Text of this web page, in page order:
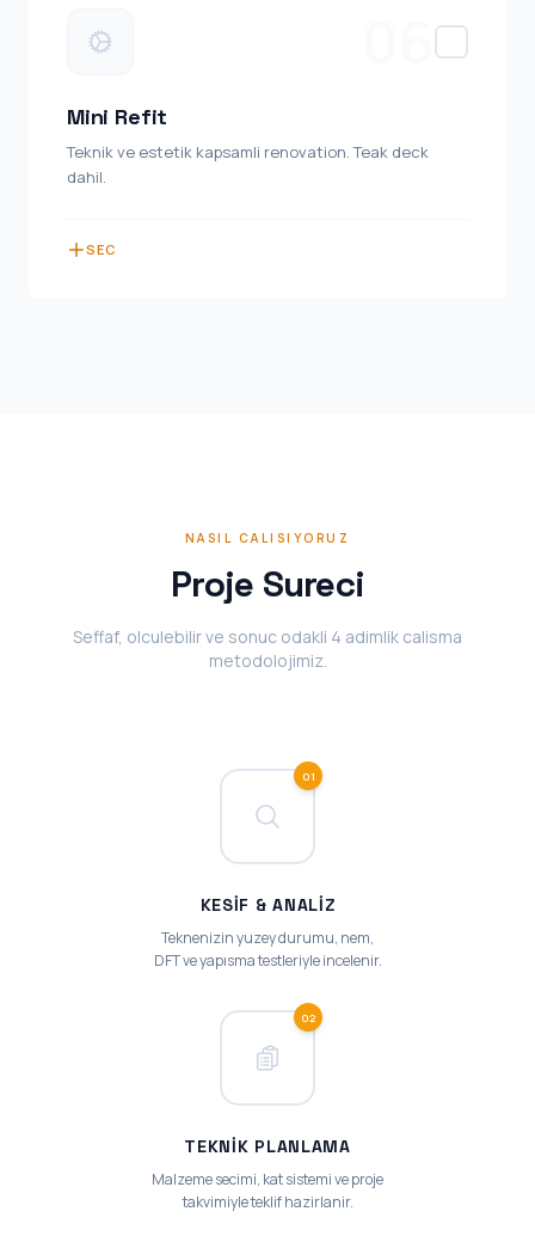
Mini Refit
Teknik ve estetik kapsamli renovation. Teak deck
dahil.
SEC
NASIL CALISIYORUZ
Proje Sureci
Seffaf, olculebilir ve sonuc odakli 4 adimlik calisma
metodolojimiz.
01
KESIF & ANALIZ
Teknenizin yuzey durumu, nem,
DFT ve yapısma testleriyle incelenir.
02
TEKNIK PLANLAMA
Malzeme secimi, kat sistemi ve proje
takvimiyle teklif hazirlanir.